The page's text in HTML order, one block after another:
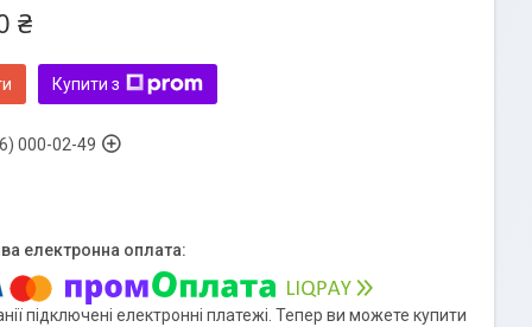
₴
Купити з
000-02-49
підключені електронні платежі. Тепер ви можете купити